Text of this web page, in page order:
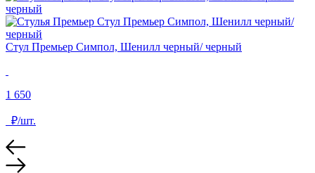
Стул Премьер Симпол, Шенилл черный/ черный
1 650
₽/шт.